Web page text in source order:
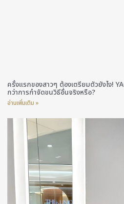
ครั้งแรกของสาวๆ ต้องเตรียมตัวยังไง!
กว่าการกำจัดขนวิธีอื่นจริงหรือ?
อ่านเพิ่มเติม »